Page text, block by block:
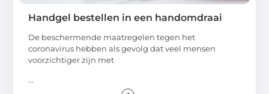
Handgel bestellen in een handomdraai
De beschermende maatregelen tegen het
coronavirus hebben als gevolg dat veel mensen
voorzichtiger zijn met
...